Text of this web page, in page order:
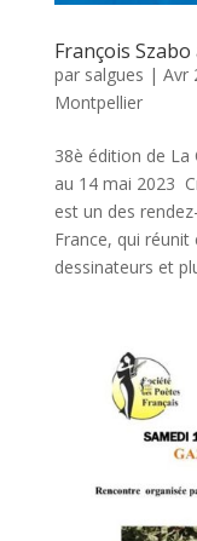
François
par salgues | Avr
Montpellier
38è édition de La
au 14 mai 2023
est un des
France, qui
dessinateurs et